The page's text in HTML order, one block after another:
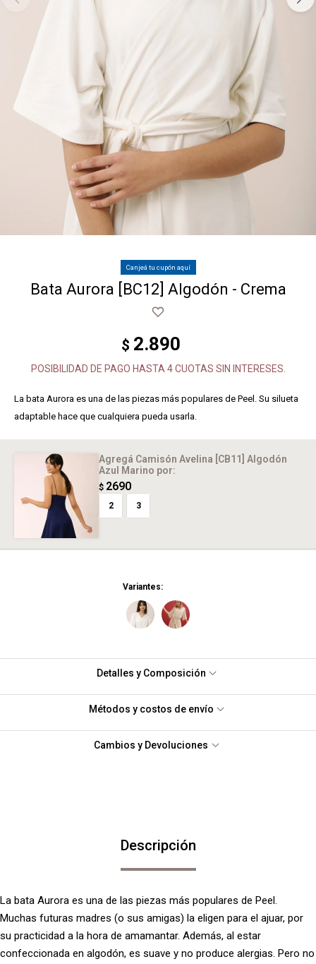
Canjeá tu cupón aquí
Bata Aurora [BC12] Algodón - Crema
$ 2.890
POSIBILIDAD DE PAGO HASTA 4 CUOTAS SIN INTERESES.
La bata Aurora es una de las piezas más populares de Peel. Su silueta
adaptable hace que cualquiera pueda usarla.
Agregá Camisón Avelina [CB11] Algodón
Azul Marino por:
$ 2690
2 3
Variantes:
Detalles y Composición
Métodos y costos de envío
Cambios y Devoluciones
Descripción
La bata Aurora es una de las piezas más populares de Peel.
Muchas futuras madres (o sus amigas) la eligen para el ajuar, por
su practicidad a la hora de amamantar. Además, al estar
confeccionada en algodón, es suave y no produce alergias. Pero no